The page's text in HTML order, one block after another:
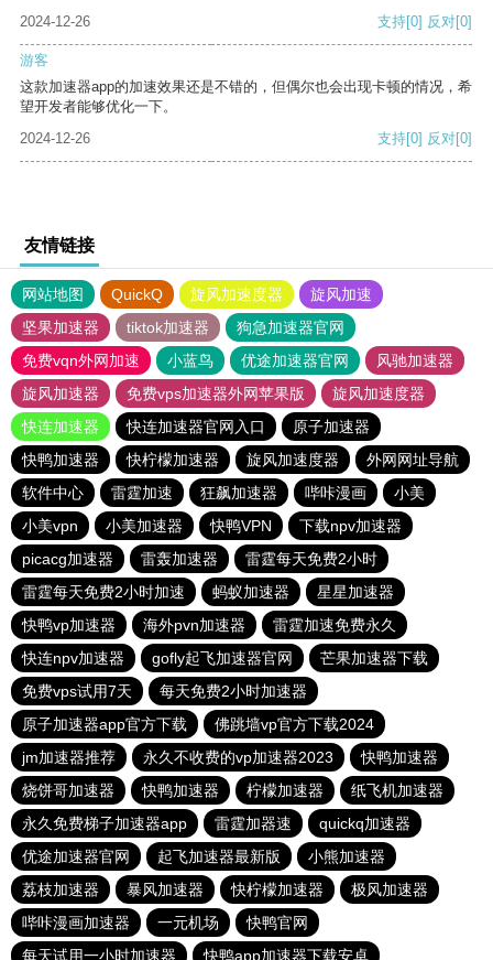
2024-12-26
支持[0] 反对[0]
游客
这款加速器app的加速效果还是不错的，但偶尔也会出现卡顿的情况，希
望开发者能够优化一下。
2024-12-26
支持[0] 反对[0]
友情链接
网站地图 QuickQ 旋风加速度器
旋风加速
坚果加速器
tiktok加速器
狗急加速器官网
免费vqn外网加速
小蓝鸟 优途加速器官网
风驰加速器
旋风加速器
免费vps加速器外网苹果版
旋风加速度器
快连加速器
快连加速器官网入口
原子加速器
快鸭加速器
快柠檬加速器 旋风加速度器
外网网址导航
软件中心
雷霆加速 狂飙加速器 哔咔漫画
小美
小美vpn
小美加速器 快鸭VPN
下载npv加速器
picacg加速器
雷轰加速器
雷霆每天免费2小时
雷霆每天免费2小时加速
蚂蚁加速器
星星加速器
快鸭vp加速器
海外pvn加速器
雷霆加速免费永久
快连npv加速器
gofly起飞加速器官网
芒果加速器下载
免费vps试用7天
每天免费2小时加速器
原子加速器app官方下载
佛跳墙vp官方下载2024
jm加速器推荐
永久不收费的vp加速器2023
快鸭加速器
烧饼哥加速器
快鸭加速器 柠檬加速器
纸飞机加速器
永久免费梯子加速器app
雷霆加器速
quickq加速器
优途加速器官网
起飞加速器最新版
小熊加速器
荔枝加速器
暴风加速器 快柠檬加速器
极风加速器
哔咔漫画加速器
一元机场
快鸭官网
每天试用一小时加速器
快鸭app加速器下载安卓